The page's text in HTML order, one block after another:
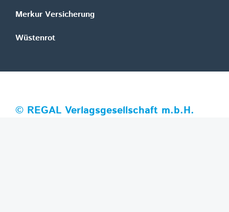
Merkur Versicherung
Wüstenrot
© REGAL Verlagsgesellschaft m.b.H.